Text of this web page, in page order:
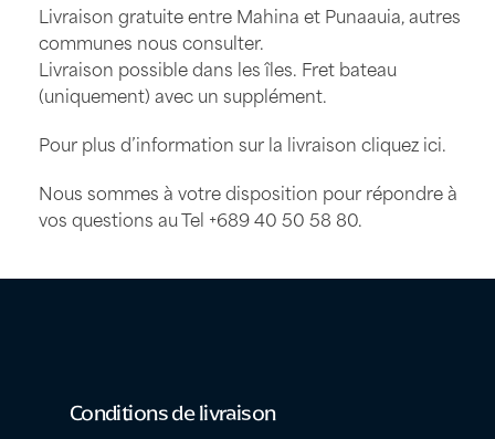
Livraison gratuite entre Mahina et Punaauia, autres
communes nous consulter.
Livraison possible dans les îles. Fret bateau
(uniquement) avec un supplément.
Pour plus d’information sur la livraisoncliquez ici.
Nous sommes à votre disposition pour répondre à
vos questions au Tel +689 40 50 58 80.
Conditions de livraison